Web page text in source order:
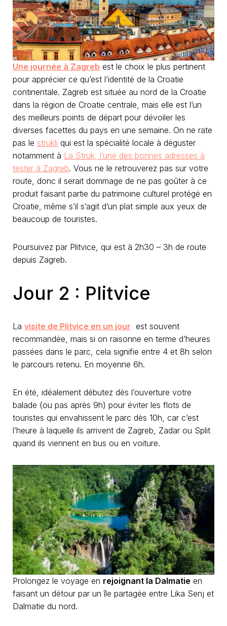
Une journée à Zagreb est le choix le plus pertinent
pour apprécier ce qu’est l’identité de la Croatie
continentale. Zagreb est située au nord de la Croatie
dans la région de Croatie centrale, mais elle est l’un
des meilleurs points de départ pour dévoiler les
diverses facettes du pays en une semaine. On ne rate
pas le strukli qui est la spécialité locale à déguster
notamment à La Struk, l’une des bonnes adresses à
tester à Zagreb. Vous ne le retrouverez pas sur votre
route, donc il serait dommage de ne pas goûter à ce
produit faisant partie du patrimoine culturel protégé en
Croatie, même s’il s’agit d’un plat simple aux yeux de
beaucoup de touristes.
Poursuivez par Plitvice, qui est à 2h30 – 3h de route
depuis Zagreb.
Jour 2 : Plitvice
La visite de Plitvice en un jour est souvent
recommandée, mais si on raisonne en terme d’heures
passées dans le parc, cela signifie entre 4 et 8h selon
le parcours retenu. En moyenne 6h.
En été, idéalement débutez dès l’ouverture votre
balade (ou pas après 9h) pour éviter les flots de
touristes qui envahissent le parc dès 10h, car c’est
l’heure à laquelle ils arrivent de Zagreb, Zadar ou Split
quand ils viennent en bus ou en voiture.
Prolongez le voyage en rejoignant la Dalmatie en
faisant un détour par un île partagée entre Lika Senj et
Dalmatie du nord.